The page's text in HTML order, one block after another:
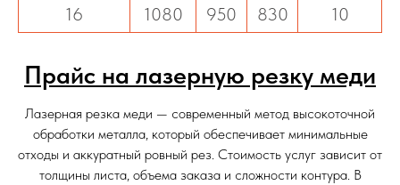
16
1080 950 830 10
Прайс на лазерную резку меди
Лазерная резка меди — современный метод высокоточной
обработки металла, который обеспечивает минимальные
отходы и аккуратный ровный рез. Стоимость услуг зависит от
толщины листа, объема заказа и сложности контура. В